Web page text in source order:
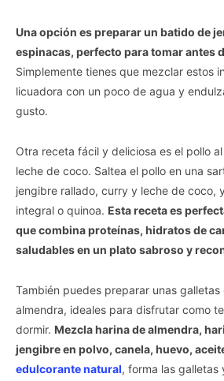
Una opción es preparar un batido de
espinacas, perfecto para tomar antes
Simplemente tienes que mezclar estos
licuadora con un poco de agua y
gusto.
Otra receta fácil y deliciosa es el pollo
leche de coco. Saltea el pollo en una
jengibre rallado, curry y leche de coco,
integral o quinoa. Esta receta es
que combina proteínas, hidratos de
saludables en un plato sabroso y
También puedes preparar unas
almendra, ideales para disfrutar como
dormir. Mezcla harina de almendra,
jengibre en polvo, canela, huevo,
edulcorante natural, forma las galletas